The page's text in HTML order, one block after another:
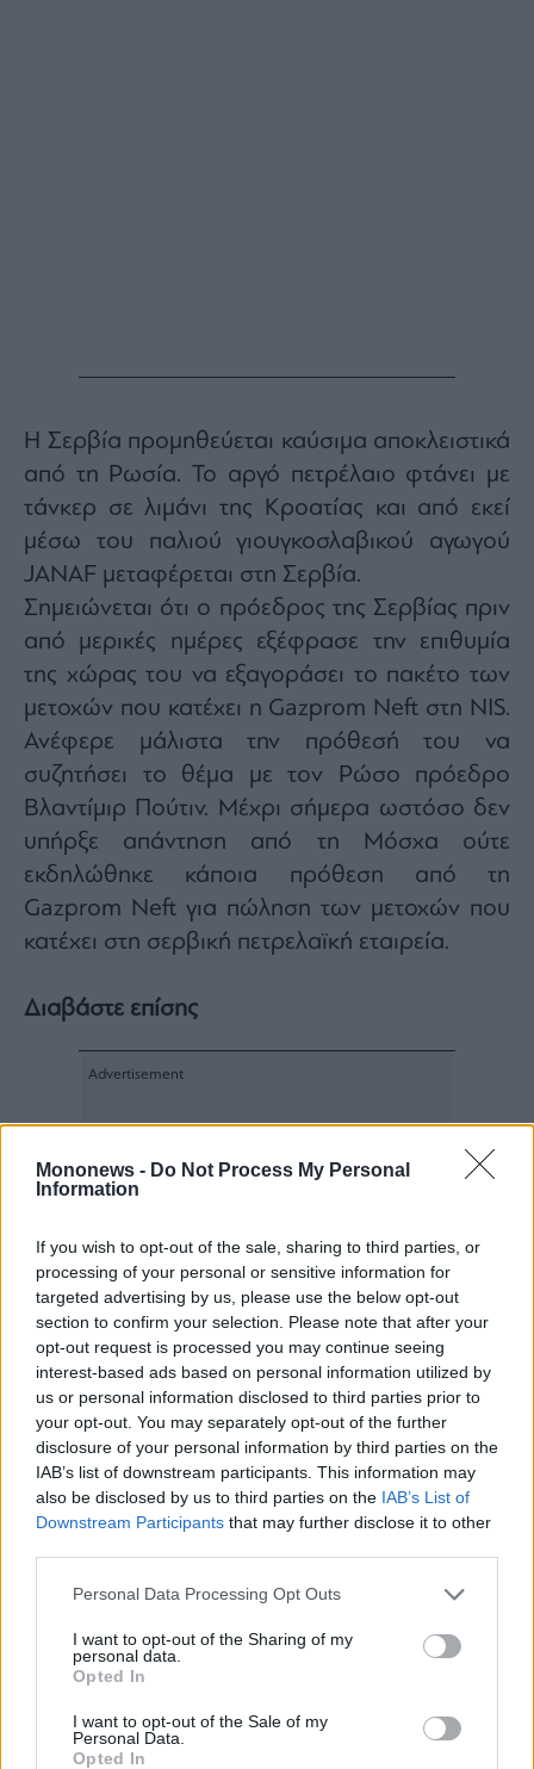
Mononews - Do Not Process My Personal
Information
If you wish to opt-out of the sale, sharing to third parties, or
processing of your personal or sensitive information for
targeted advertising by us, please use the below opt-out
section to confirm your selection. Please note that after your
opt-out request is processed you may continue seeing
interest-based ads based on personal information utilized by
us or personal information disclosed to third parties prior to
your opt-out. You may separately opt-out of the further
disclosure of your personal information by third parties on the
IAB’s list of downstream participants. This information may
also be disclosed by us to third parties on the IAB’s List of
Downstream Participants that may further disclose it to other
Personal Data Processing Opt Outs
I want to opt-out of the Sharing of my
personal data.
Opted In
I want to opt-out of the Sale of my
Personal Data.
Opted In
Η Σερβία προμηθεύεται καύσιμα αποκλειστικά
από τη Ρωσία. Το αργό πετρέλαιο φτάνει με
τάνκερ σε λιμάνι της Κροατίας και από εκεί
μέσω του παλιού γιουγκοσλαβικού αγωγού
JANAF μεταφέρεται στη Σερβία.
Σημειώνεται ότι ο πρόεδρος της Σερβίας πριν
από μερικές ημέρες εξέφρασε την επιθυμία
της χώρας του να εξαγοράσει το πακέτο των
μετοχών που κατέχει η Gazprom Neft στη NIS.
Ανέφερε μάλιστα την πρόθεσή του να
συζητήσει το θέμα με τον Ρώσο πρόεδρο
Βλαντίμιρ Πούτιν. Μέχρι σήμερα ωστόσο δεν
υπήρξε απάντηση από τη Μόσχα ούτε
εκδηλώθηκε κάποια πρόθεση από τη
Gazprom Neft για πώληση των μετοχών που
κατέχει στη σερβική πετρελαϊκή εταιρεία.
Διαβάστε επίσης